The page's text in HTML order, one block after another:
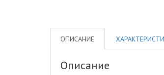
ОПИСАНИЕ
Описание